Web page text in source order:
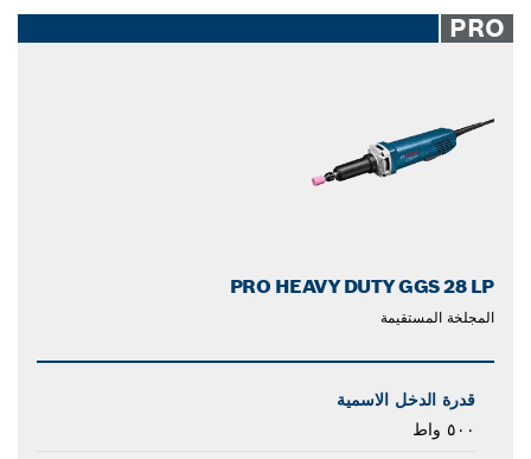
PRO
PRO HEAVY DUTY GGS 28 LP
المجلخة المستقيمة
قدرة الدخل الاسمية
٥٠٠ واط